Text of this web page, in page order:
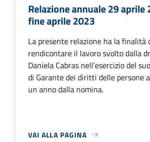
Relazione annuale 29 aprile
fine aprile 2023
La presente relazione ha la finalità
rendicontare il lavoro svolto dalla
Daniela Cabras nell’esercizio del
di Garante dei diritti delle persone
un anno dalla nomina.
VAI ALLA PAGINA